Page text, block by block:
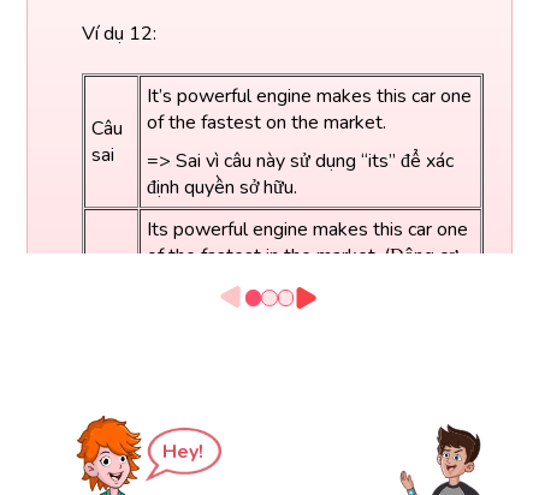
Ví dụ 12:
Câu
sai
It’s powerful engine makes this car one
of the fastest on the market.
=> Sai vì câu này sử dụng “its” để xác
định quyền sở hữu.
Its powerful engine makes this car one
of the fastest in the market. (Động cơ
mạnh mẽ của nó khiến chiếc xe này trở
thành một trong những chiếc nhanh nhất
Hey!